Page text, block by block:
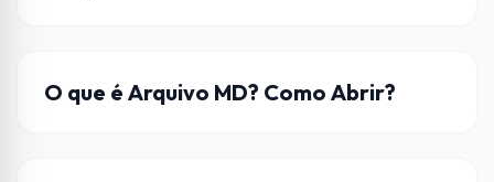
ARQUIVOS
O que é Arquivo MD? Como Abrir?